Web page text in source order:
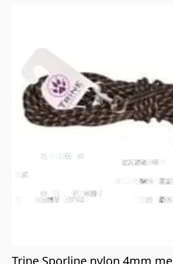
Trine Sporline nylon 4mm